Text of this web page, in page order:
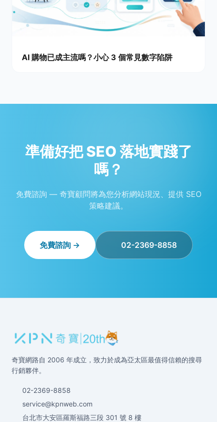
AI 購物已成主流嗎？小心 3 個常見數字陷阱
準備好把 SEO 落地實踐了
嗎？
免費諮詢 — 奇寶顧問將為您分析網站現況、提供 SEO
策略建議。
免費諮詢 → 02-2369-8858
奇寶網路自 2006 年成立，致力於成為亞太區最值得信賴的搜尋
行銷夥伴。
02-2369-8858
service@kpnweb.com
台北市大安區羅斯福路三段 301 號 8 樓